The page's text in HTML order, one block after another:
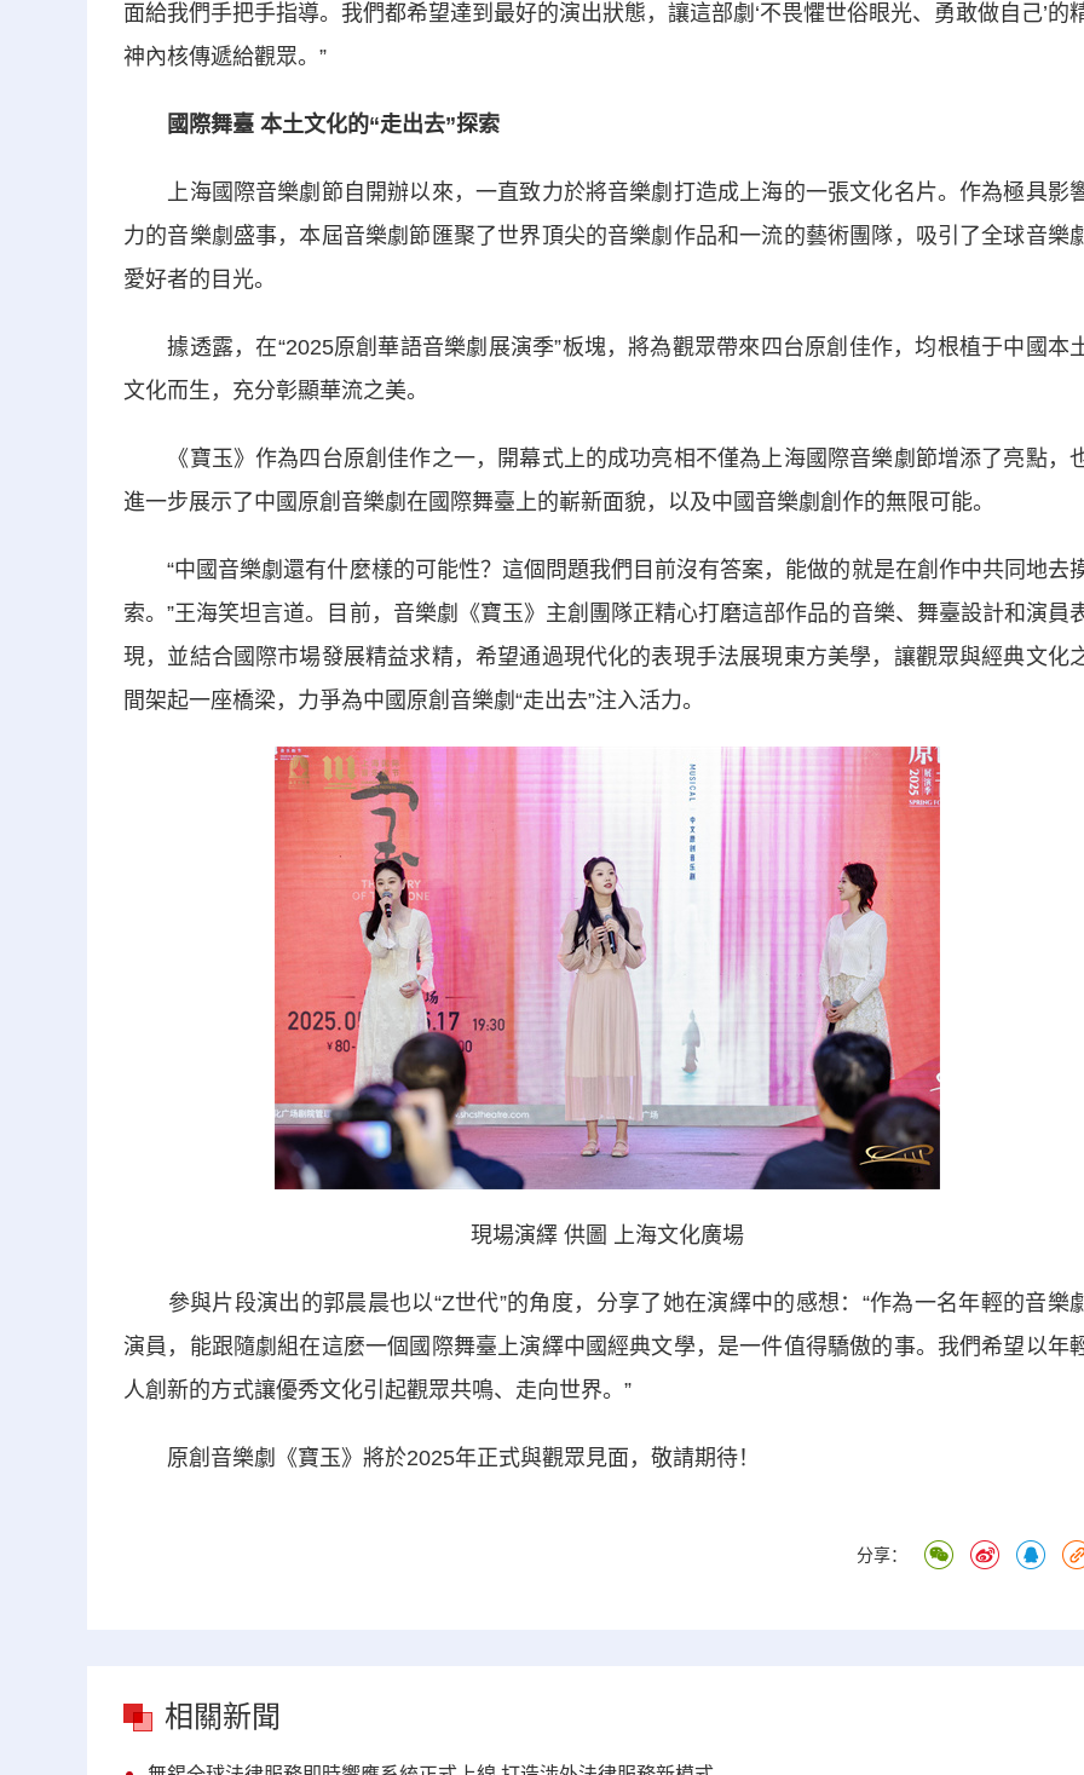
面給我們手把手指導。我們都希望達到最好的演出狀態，讓這部劇‘不畏懼世俗眼光、勇敢做自己’的
神內核傳遞給觀眾。”
國際舞臺 本土文化的“走出去”探索
上海國際音樂劇節自開辦以來，一直致力於將音樂劇打造成上海的一張文化名片。作為極具影
力的音樂劇盛事，本屆音樂劇節匯聚了世界頂尖的音樂劇作品和一流的藝術團隊，吸引了全球音樂
愛好者的目光。
據透露，在“2025原創華語音樂劇展演季”板塊，將為觀眾帶來四台原創佳作，均根植于中國本
文化而生，充分彰顯華流之美。
《寶玉》作為四台原創佳作之一，開幕式上的成功亮相不僅為上海國際音樂劇節增添了亮點，
進一步展示了中國原創音樂劇在國際舞臺上的嶄新面貌，以及中國音樂劇創作的無限可能。
“中國音樂劇還有什麼樣的可能性？這個問題我們目前沒有答案，能做的就是在創作中共同地去
索。”王海笑坦言道。目前，音樂劇《寶玉》主創團隊正精心打磨這部作品的音樂、舞臺設計和演員
現，並結合國際市場發展精益求精，希望通過現代化的表現手法展現東方美學，讓觀眾與經典文化
間架起一座橋梁，力爭為中國原創音樂劇“走出去”注入活力。
現場演繹 供圖 上海文化廣場
參與片段演出的郭晨晨也以“Z世代”的角度，分享了她在演繹中的感想：“作為一名年輕的音樂
演員，能跟隨劇組在這麼一個國際舞臺上演繹中國經典文學，是一件值得驕傲的事。我們希望以年
人創新的方式讓優秀文化引起觀眾共鳴、走向世界。”
原創音樂劇《寶玉》將於2025年正式與觀眾見面，敬請期待！
分享：
相關新聞